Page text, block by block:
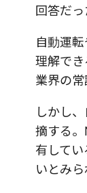
回答だっ
自動運
理解で
業界の常
しかし
摘する
有して
いとみら